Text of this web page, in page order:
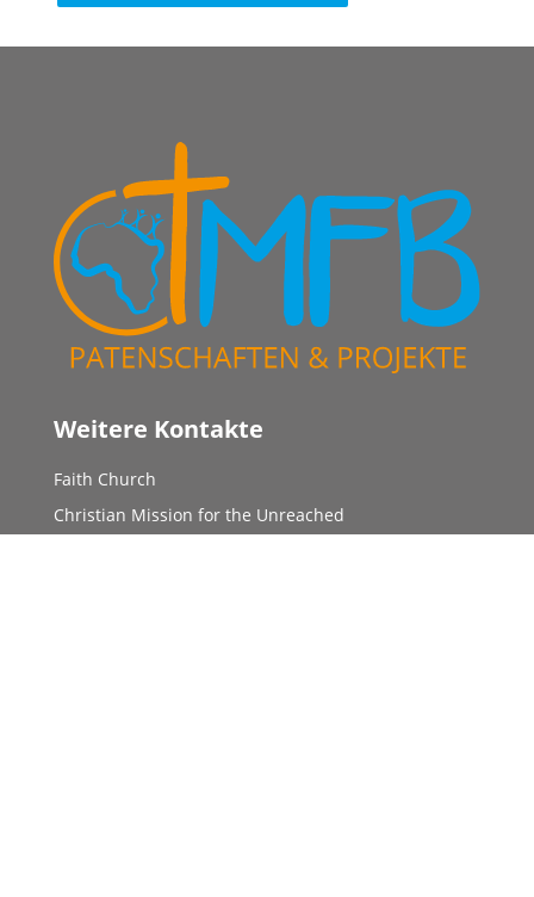
Weitere Kontakte
Faith Church
Christian Mission for the Unreached